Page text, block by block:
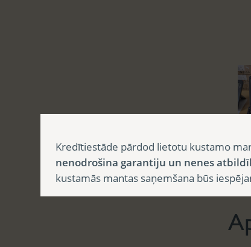
Kredītiestāde pārdod lietotu kustamo
nenodrošina garantiju un nenes
kustamās mantas saņemšana būs